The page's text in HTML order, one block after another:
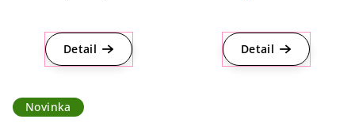
Detail
hodnocení
produktu
je
Detail
Novinka